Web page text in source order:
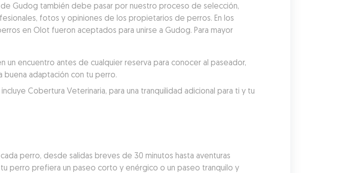
Gudog también debe pasar por nuestro proceso de selección,
fotos y opiniones de los propietarios de perros. En los
en Olot fueron aceptados para unirse a Gudog. Para mayor
encuentro antes de cualquier reserva para conocer al paseador,
buena adaptación con tu perro.
Cobertura Veterinaria, para una tranquilidad adicional para ti y tu
perro, desde salidas breves de 30 minutos hasta aventuras
perro prefiera un paseo corto y enérgico o un paseo tranquilo y